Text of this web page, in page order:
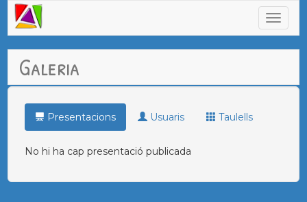
Galeria
Presentacions Usuaris Taulells
No hi ha cap presentació publicada